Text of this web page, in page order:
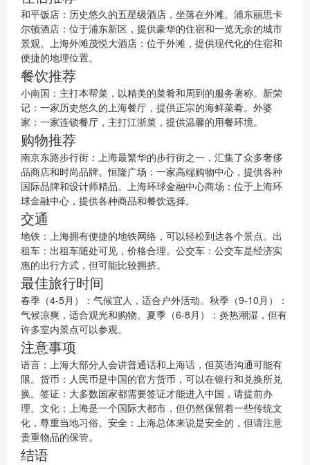
和平饭店：历史悠久的五星级酒店，坐落在外滩。浦东丽思卡
尔顿酒店：位于浦东新区，提供豪华的住宿和一览无余的城市
景观。上海外滩茂悦大酒店：位于外滩，提供现代化的住宿和
便捷的地理位置。
餐饮推荐
小南国：主打本帮菜，以精美的菜肴和周到的服务著称。新荣
记：一家历史悠久的上海餐厅，提供正宗的海鲜菜肴。外婆
家：一家连锁餐厅，主打江浙菜，提供温馨的用餐环境。
购物推荐
南京东路步行街：上海最繁华的步行街之一，汇集了众多奢侈
品商店和时尚品牌。恒隆广场：一家高端购物中心，提供各种
国际品牌和设计师精品。上海环球金融中心商场：位于上海环
球金融中心，提供各种商品和餐饮选择。
交通
地铁：上海拥有便捷的地铁网络，可以轻松到达各个景点。出
租车：出租车随处可见，价格合理。公交车：公交车是经济实
惠的出行方式，但可能比较拥挤。
最佳旅行时间
春季（4-5月）：气候宜人，适合户外活动。秋季（9-10月）：
气候凉爽，适合观光和购物。夏季（6-8月）：炎热潮湿，但有
许多室内景点可以参观。
注意事项
语言：上海大部分人会讲普通话和上海话，但英语沟通可能有
限。货币：人民币是中国的官方货币，可以在银行和兑换所兑
换。签证：大多数国家都需要签证才能进入中国，请提前办
理。文化：上海是一个国际大都市，但仍然保留着一些传统文
化，尊重当地习俗。安全：上海总体来说是安全的，但请注意
贵重物品的保管。
结语